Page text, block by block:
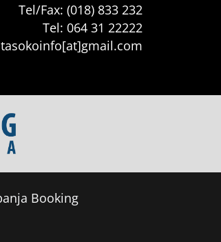
Tel/Fax: (018) 833 232
Tel: 064 31 22222
Booking